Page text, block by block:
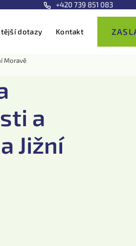
+420 739 851 083
dotazy Kontakt
Moravě
a
Jižní